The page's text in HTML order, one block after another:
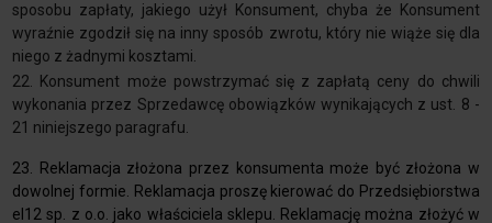
sposobu zapłaty, jakiego użył Konsument, chyba że Konsument
wyraźnie zgodził się na inny sposób zwrotu, który nie wiąże się dla
niego z żadnymi kosztami.
22. Konsument może powstrzymać się z zapłatą ceny do chwili
wykonania przez Sprzedawcę obowiązków wynikających z ust. 8 -
21 niniejszego paragrafu.
23. Reklamacja złożona przez konsumenta może być złożona w
dowolnej formie. Reklamacja proszę kierować do Przedsiębiorstwa
el12 sp. z o.o. jako właściciela sklepu. Reklamację można złożyć w